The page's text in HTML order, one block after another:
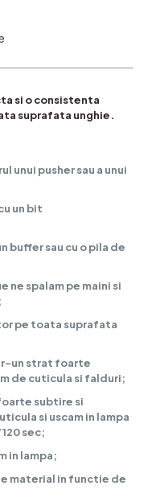
si o consistenta
suprafata unghie.
unui pusher sau a unui
un bit
buffer sau cu o pila de
ne spalam pe maini si
pe toata suprafata
un strat foarte
de cuticula si falduri;
subtire si
si uscam in lampa
sec;
in lampa;
material in functie de